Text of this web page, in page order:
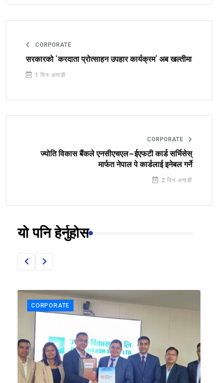
CORPORATE
सरकारको ‘करदाता प्रोत्साहन उपहार कार्यक्रम’ अब खल्तीमा
1 दिन अगाडी
CORPORATE
ज्योति विकास बैंकले एनसीएचएल–ईएफटी कार्ड सर्भिसेस्
मार्फत नेपाल पे कार्डलाई इनेबल गर्ने
2 दिन अगाडी
यो पनि हेर्नुहोस
CORPORATE